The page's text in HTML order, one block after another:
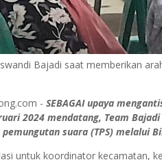
Bajadi saat memberikan
- SEBAGAI upaya
2024 mendatang, Team
suara (TPS) melalui
untuk koordinator kecamatan,